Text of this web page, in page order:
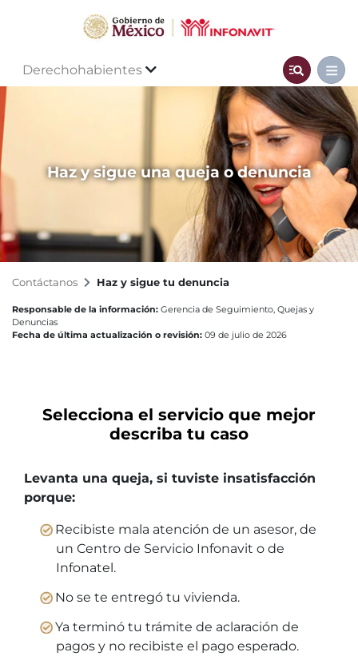
Derechohabientes
Haz y sigue una queja o denuncia
Contáctanos Haz y sigue tu denuncia
Responsable de la información: Gerencia de Seguimiento, Quejas y
Denuncias
Fecha de última actualización o revisión: 09 de julio de 2026
Selecciona el servicio que mejor
describa tu caso
Levanta una queja, si tuviste insatisfacción
porque:
Recibiste mala atención de un asesor, de
un Centro de Servicio Infonavit o de
Infonatel.
No se te entregó tu vivienda.
Ya terminó tu trámite de aclaración de
pagos y no recibiste el pago esperado.